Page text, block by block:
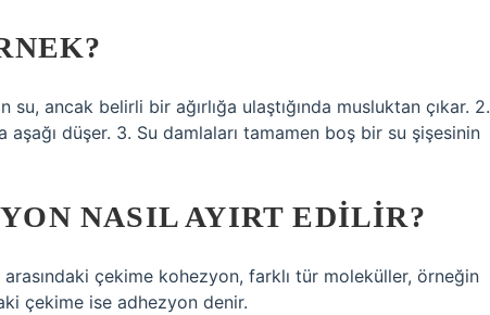
su, ancak belirli bir ağırlığa ulaştığında musluktan çıkar. 2.
düşer. 3. Su damlaları tamamen boş bir su şişesinin
NASIL AYIRT EDILIR?
çekime kohezyon, farklı tür moleküller, örneğin
çekime ise adhezyon denir.